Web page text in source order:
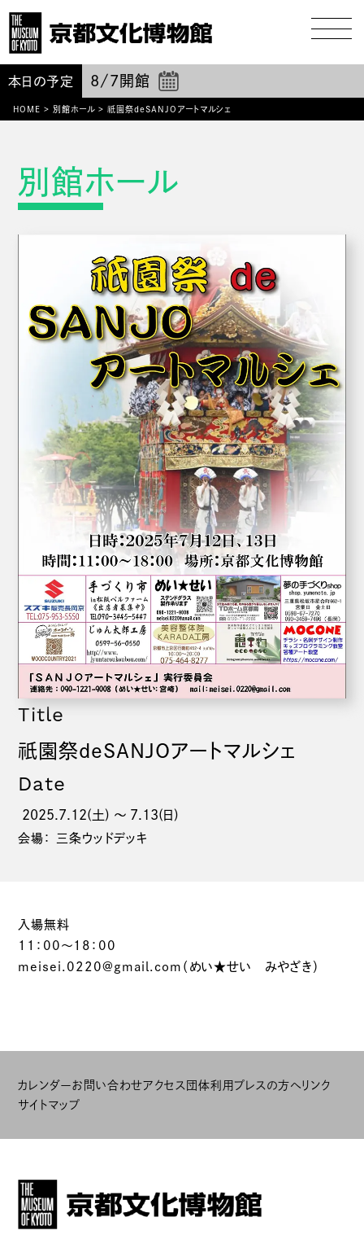
本日の予定 8/7 開館
HOME > 別館ホール> 祇園祭deSANJOアートマルシェ
Title
祇園祭deSANJOアートマルシェ
Date
2025.7.12(土) 〜 7.13(日)
会場： 三条ウッドデッキ
入場無料
11：00～18：00
meisei.0220@gmail.com（めい★せい みやざき）
カレンダーお問い合わせアクセス 団体利用 プレスの方へリンク
サイトマップ